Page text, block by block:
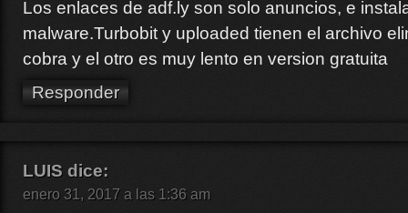
Los enlaces de adf.ly son solo anuncios, e
malware.Turbobit y uploaded tienen el archivo
cobra y el otro es muy lento en version gratuita
Responder
LUIS dice:
enero 31, 2017 a las 1:36 am